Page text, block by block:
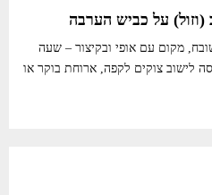
על כביש הערבה
מקום עם אופי ובקיצור – שעה
לישוב צוקים לקפה, ארוחת בוקר או